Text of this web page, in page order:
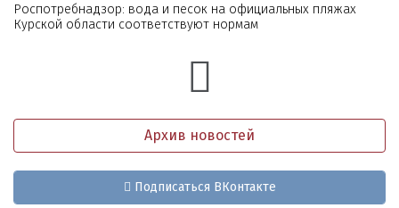
Роспотребнадзор: вода и песок на официальных пляжах
Курской области соответствуют нормам
Архив новостей
Подписаться ВКонтакте